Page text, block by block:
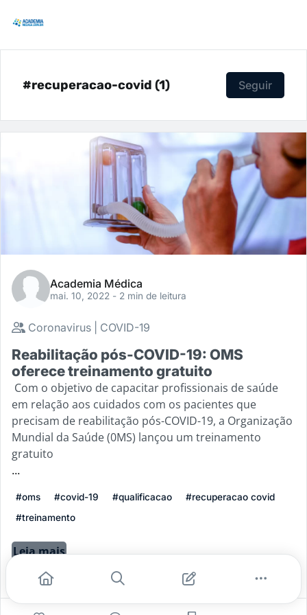
#recuperacao-covid (1) Seguir
Academia Médica
mai. 10, 2022 - 2 min de leitura
Coronavirus | COVID-19
Reabilitação pós-COVID-19: OMS
oferece treinamento gratuito
Com o objetivo de capacitar profissionais de saúde
em relação aos cuidados com os pacientes que
precisam de reabilitação pós-COVID-19, a Organização
Mundial da Saúde (0MS) lançou um treinamento
gratuito
...
#oms #covid-19 #qualificacao
#recuperacao covid
#treinamento
Leia mais